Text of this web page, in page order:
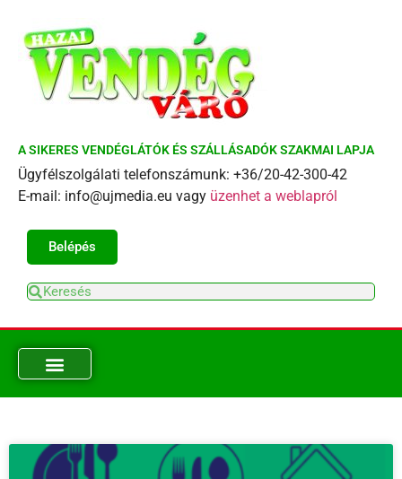
A SIKERES VENDÉGLÁTÓK ÉS SZÁLLÁSADÓK SZAKMAI LAPJA
Ügyfélszolgálati telefonszámunk: +36/20-42-300-42
E-mail: info@ujmedia.eu vagy üzenhet a weblapról
Belépés